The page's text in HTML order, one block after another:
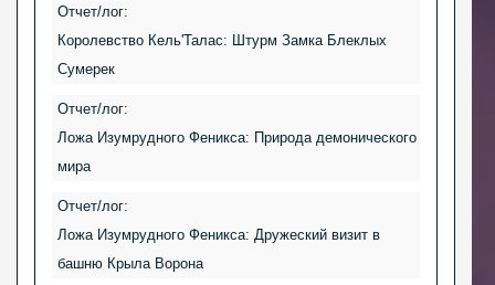
Отчет/лог:
Королевство Кель'Талас: Штурм Замка Блеклых
Сумерек
Отчет/лог:
Ложа Изумрудного Феникса: Природа демонического
мира
Отчет/лог:
Ложа Изумрудного Феникса: Дружеский визит в
башню Крыла Ворона